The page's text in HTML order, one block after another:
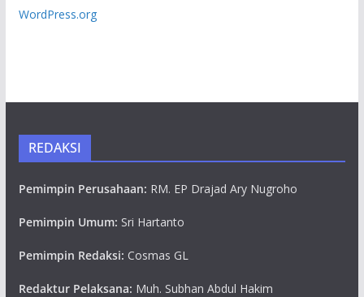
WordPress.org
REDAKSI
Pemimpin Perusahaan: RM. EP Drajad Ary Nugroho
Pemimpin Umum: Sri Hartanto
Pemimpin Redaksi: Cosmas GL
Redaktur Pelaksana: Muh. Subhan Abdul Hakim